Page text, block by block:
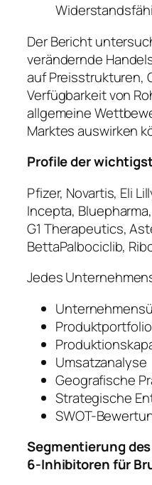
Der Bericht
verändernde
auf Preisstrukturen,
Verfügbarkeit von
allgemeine
Marktes auswirken
Profile der
Pfizer, Novartis, Eli
Incepta,
G1 Therapeutics,
BettaPalbociclib,
Jedes
Produktportfolio
Umsatzanalyse
Geografische
Strategische
SWOT-
Segmentierung
6-Inhibitoren für